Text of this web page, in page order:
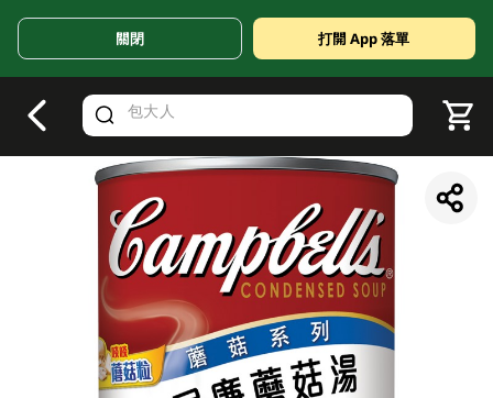
Valid Until 30 June 2026
關閉 打開 App 落單